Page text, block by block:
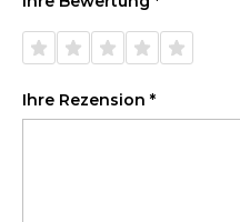
1 von
5 Sternen
2 von
5 Sternen
3 von
5 Sternen
4 von
5 Sternen
5 von
5 Sternen
Ihre Rezension *